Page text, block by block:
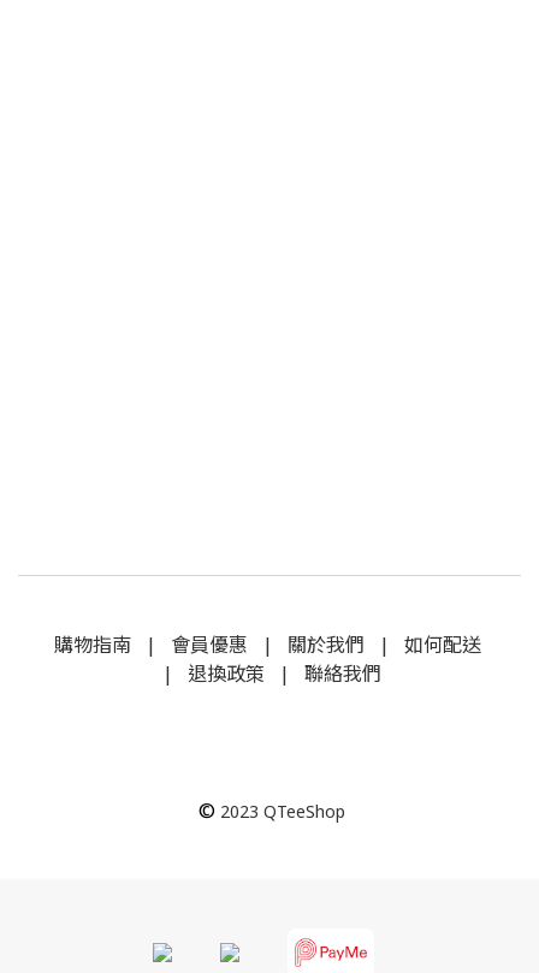
購物指南| 會員優惠 | 關於我們 | 如何配送
| 退換政策 | 聯絡我們
© 2023 QTeeShop